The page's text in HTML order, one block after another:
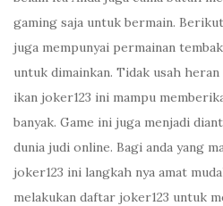
gaming saja untuk bermain.
juga mempunyai permainan
untuk dimainkan. Tidak usah
ikan joker123 ini mampu
banyak. Game ini juga menjadi
dunia judi online. Bagi anda yang
joker123 ini langkah nya amat
melakukan daftar joker123 untuk